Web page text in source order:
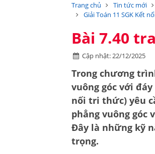
Trang chủ Tin tức mới
Giải Toán 11 SGK Kết
Bài 7.40
Cập nhật: 22/12/2025
Trong chương
vuông góc với đáy
nối tri thức) yêu
phẳng vuông góc
Đây là những kỹ
trọng.